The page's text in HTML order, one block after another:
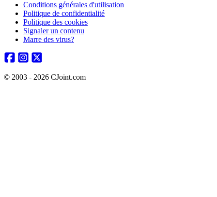
Conditions générales d'utilisation
Politique de confidentialité
Politique des cookies
Signaler un contenu
Marre des virus?
© 2003 - 2026 CJoint.com